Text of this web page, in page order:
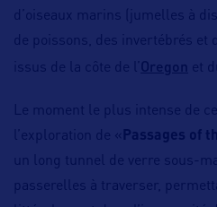
d’oiseaux marins (jumelles à
de poissons, des invertébrés et
issus de la côte de l’ Oregon et
Le moment le plus intense de
l’exploration de «
Passages of
un long tunnel de verre sous-
passerelles à traverser,